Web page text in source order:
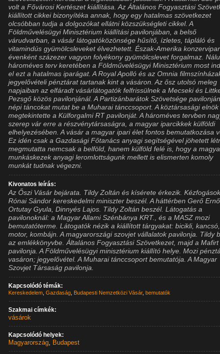
volt a Fővárosi Kertészet kiállítása. Az Általános Fogyasztási
kiállított cikkei bizonyítéka annak, hogy egy hatalmas szövetkezet
olcsóbban tudja a dolgozókat ellátni közszükségleti cikkel. A
Földművelésügyi Minisztérium kiállítási pavilonjában, a belső
várudvarban, a vásár látogatóközönsége hűsítő, ízletes, tápláló és
vitamindús gyümölcsleveket élvezhetett. Észak-Amerika
évenként százezer vagyon folyékony gyümölcslevet forgalmaz.
hároméves terv keretében a Földművelésügyi Minisztérium most
el ezt a hatalmas iparágat. A Royal Apolló és az Omnia
jegyelővételi pénztárat tartanak kint a vásáron. Az ősz utolsó meleg
napjaiban az elfáradt vásárlátogatók felfrissülnek a Mecseki és
Pezsgő közös pavilonjánál. A Partizánbarátok Szövetsége
népi táncokat mutat be a Muharai tánccsoport. A köztársasági elnök
megtekintette a Külforgalmi RT pavilonját. A hároméves tervben
szerep vár erre a részvénytársaságra, a magyar iparcikkek külföldi
elhelyezésében. A vásár a magyar ipari élet fontos bemutatkozása
Ez idén csak a Gazdasági Főtanács anyagi segítségével jöhetett
megmutatta nemcsak a belföld, hanem külföld felé is, hogy a
munkáskezek anyagi leromlottságunk mellett is elismerten komoly
munkát tudnak végezni.
Kivonatos leírás:
Az Őszi Vásár bejárata. Tildy Zoltán és kísérete érkezik.
Rónai Sándor kereskedelmi miniszter beszél. A háttérben Gerő
Ortutay Gyula, Dinnyés Lajos. Tildy Zoltán beszél. Látogatás a
pavilonoknál: a Magyar Allami Szénbánya KRT., és a MASZ mozi
bemutatóterme. Látogatók nézik a kiállított tárgyakat: bicikli, kancsó,
motor, kombájn. A magyarországi szovjet vállalatok pavilonja. Tildy
az emlékkönyvbe. Általános Fogyasztási Szövetkezet, majd a Mafirt
pavilonja. A Földművelésügyi minisztérium kiállító helye. Mozi
vasáron; jegyelővétel. A Muharai tánccsoport bemutatója. A Magyar
Szovjet Társaság pavilonja.
Kapcsolódó témák:
Kereskedelem ,Gazdaság Budapesti Nemzetközi Vásár,bemutatók
Szakmai címkék:
vásárok
Kapcsolódó helyek:
Magyarország, Budapest